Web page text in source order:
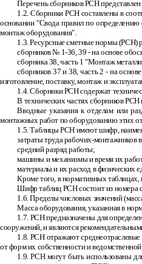
Перечень сборников РСН
1.2. Сборники РСН составлены в
основании "Свода правил по определению
монтаж оборудования".
1.3. Ресурсные сметные нормы (РСН)
сборников № 1-36, 39 -на основе
сборника 38, часть 1 "Монтаж
сборников 37 и 38, часть 2-на
изготовление, поставку, монтаж и
1.4. Сборники РСН содержат
В технических частях сборников
Вводные указания к отделам или
монтажных работ по оборудованию этих
1.5. Таблицы РСН имеют шифр,
затраты труда рабочих-монтажников
средний разряд работы;
машины и механизмы и время их
материалы и их расход в физических
Кроме того, в нормативных
Шифр таблиц РСН состоит из номера
1.6. Пределы числовых значений
Масса оборудования, указанная в
1.7. РСН предназначены для
сооружений, и являются
1.8. РСН отражают среднеотраслевые
от форм их собственности и
1.9. РСН могут быть использованы